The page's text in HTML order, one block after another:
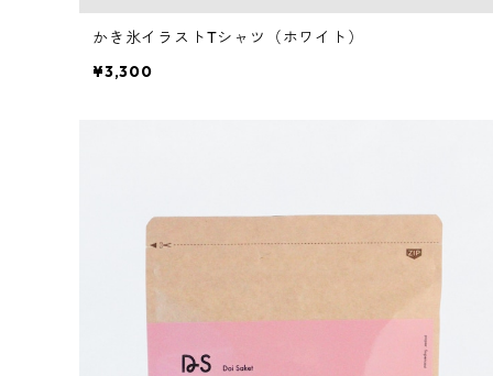
かき氷イラストTシャツ（ホワイト）
¥3,300